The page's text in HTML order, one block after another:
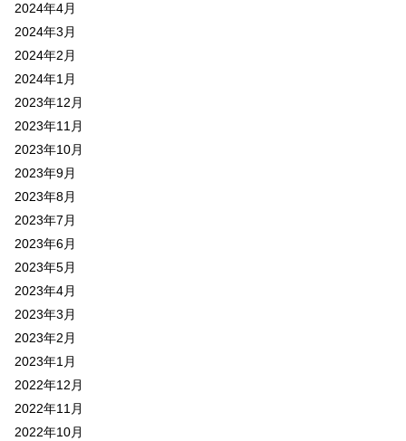
2024年4月
2024年3月
2024年2月
2024年1月
2023年12月
2023年11月
2023年10月
2023年9月
2023年8月
2023年7月
2023年6月
2023年5月
2023年4月
2023年3月
2023年2月
2023年1月
2022年12月
2022年11月
2022年10月